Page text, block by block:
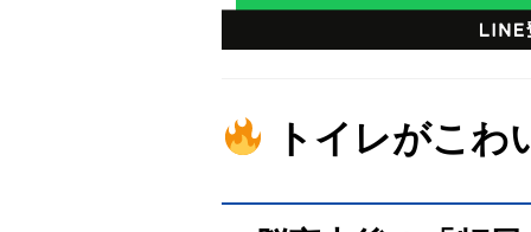
トイレがこ